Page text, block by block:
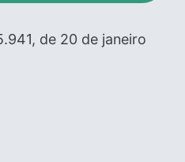
de 20 de janeiro